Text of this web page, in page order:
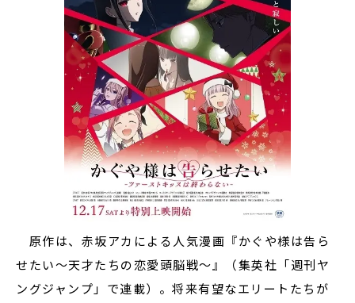
原作は、赤坂アカによる人気漫画『かぐや様は告ら
せたい～天才たちの恋愛頭脳戦～』（集英社「週刊ヤ
ングジャンプ」で連載）。将来有望なエリートたちが